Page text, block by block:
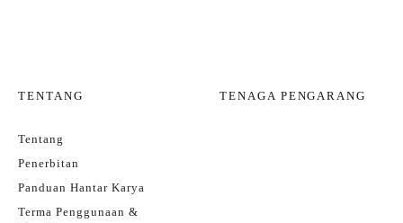
TENTANG
Tentang
Penerbitan
Panduan Hantar Karya
Terma Penggunaan &
TENAGA PENGARANG